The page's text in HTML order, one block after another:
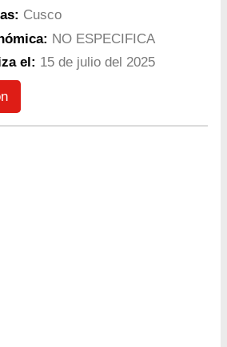
Cusco
NO ESPECIFICA
el: 15 de julio del 2025